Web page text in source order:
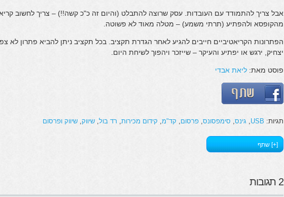
אבל צריך להתמודד עם העובדות. עסק שרוצה להתבלט (והיום זה כ"כ קשה!!) – צריך לחשוב
מהקופסא ולהפתיע (תרתי משמע) – מטלה מאוד לא פשוטה.
הפתרונות הקריאטיביים חייבים להגיע לאחר הגדרת תקציב. בכל תקציב ניתן להביא פתרון לא
יצחיק, ירגש או יפתיע והעיקר – שייזכר ויהפוך לשיחת היום.
פוסט מאת: ליאת אבדי
תגיות: USB
, גינס, סימפסונס, פרסום, קד"מ, קידום מכירות, רד בול, שיווק, שיווק ופרסום
[+] שתף
2 תגובות